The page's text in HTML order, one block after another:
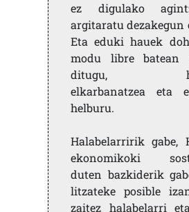
ez digulako
argitaratu dezakegun
Eta eduki hauek
modu libre batean
ditugu,
elkarbanatzea eta
helburu.
Halabelarririk gabe,
ekonomikoki
duten bazkiderik
litzateke posible
zaitez halabelarri